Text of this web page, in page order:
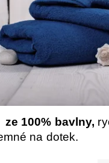
ze 100% bavlny,
na dotek.